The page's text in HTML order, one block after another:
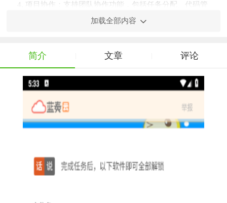
4. 项目协作：支持团队协作功能，包括任务分配、代码管
理、文档共享等，帮助团队更高效地完成项目。
低用户的技术门槛和成本。
加载全部内容
简介 文章 评论